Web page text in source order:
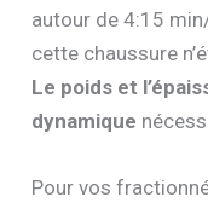
autour de 4:15
cette chaussure
Le poids et
dynamique
Pour vos